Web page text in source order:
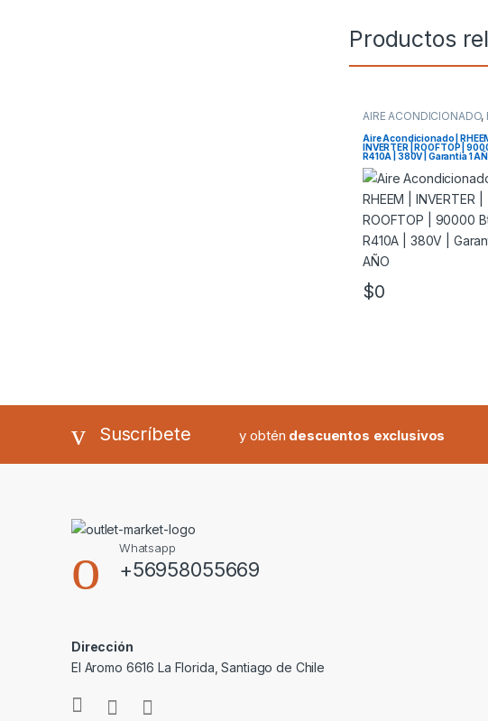
Productos
AIRE ACONDICIONADO,
Aire Acondicionado |
INVERTER | ROOFTOP |
R410A | 380V | Garantia 1
$0
Suscríbete y obtén descuentos exclusivos
Whatsapp
+56958055669
Dirección
El Aromo 6616 La Florida, Santiago de Chile